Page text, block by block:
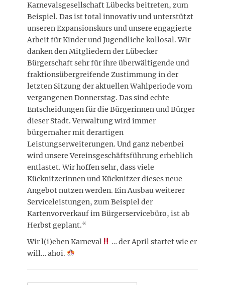
Karnevalsgesellschaft Lübecks beitreten, zum
Beispiel. Das ist total innovativ und unterstützt
unseren Expansionskurs und unsere engagierte
Arbeit für Kinder und Jugendliche kollosal. Wir
danken den Mitgliedern der Lübecker
Bürgerschaft sehr für ihre überwältigende und
fraktionsübergreifende Zustimmung in der
letzten Sitzung der aktuellen Wahlperiode vom
vergangenen Donnerstag. Das sind echte
Entscheidungen für die Bürgerinnen und Bürger
dieser Stadt. Verwaltung wird immer
bürgernaher mit derartigen
Leistungserweiterungen. Und ganz nebenbei
wird unsere Vereinsgeschäftsführung erheblich
entlastet. Wir hoffen sehr, dass viele
Kücknitzerinnen und Kücknitzer dieses neue
Angebot nutzen werden. Ein Ausbau weiterer
Serviceleistungen, zum Beispiel der
Kartenvorverkauf im Bürgerservicebüro, ist ab
Herbst geplant.“
Wir l(i)eben Karneval
… der April startet wie er
will… ahoi.